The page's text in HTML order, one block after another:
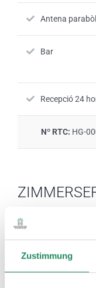
Zustimmung
Antena
Bar
Recepció 24
Nº RTC: HG-